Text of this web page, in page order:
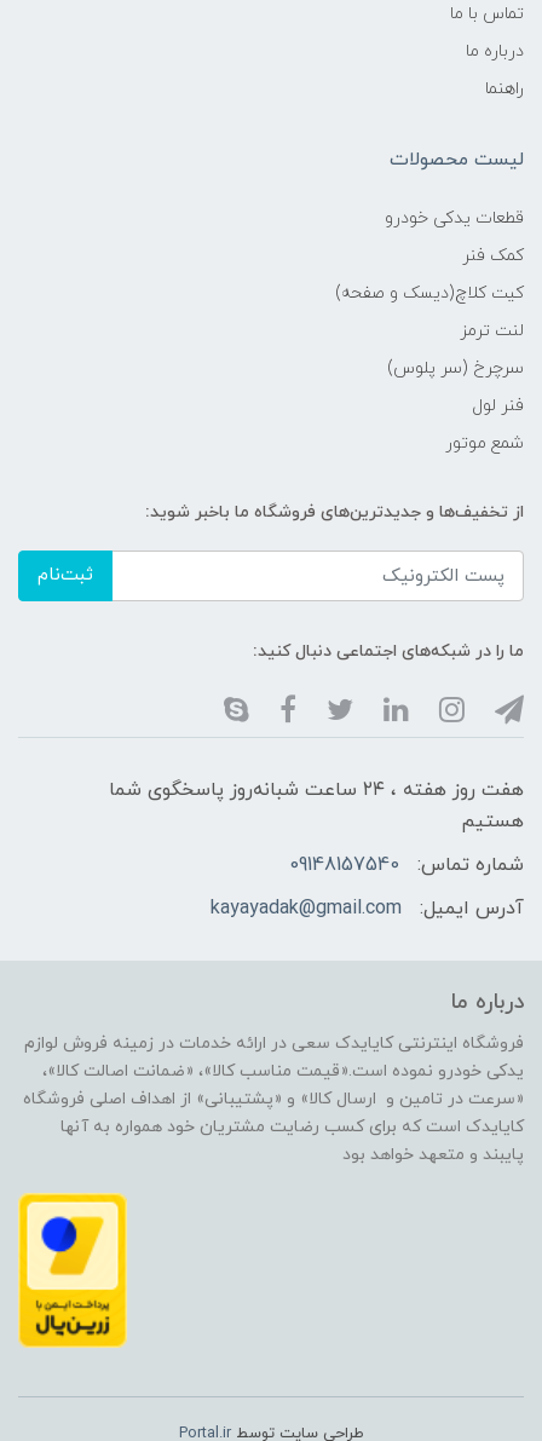
تماس با ما
درباره ما
راهنما
لیست محصولات
قطعات یدکی خودرو
کمک فنر
کیت کلاچ(دیسک و صفحه)
لنت ترمز
سرچرخ (سر پلوس)
فنر لول
شمع موتور
از تخفیف‌ها و جدیدترین‌های فروشگاه ما باخبر شوید:
ثبت‌نام
ما را در شبکه‌های اجتماعی دنبال کنید:
هفت روز هفته ، ۲۴ ساعت شبانه‌روز پاسخگوی شما
هستیم
شماره تماس:
09148157540
آدرس ایمیل:
kayayadak@gmail.com
درباره ما
فروشگاه اینترنتی کایایدک سعی در ارائه خدمات در زمینه فروش لوازم
یدکی خودرو نموده است.«قیمت مناسب کالا»، «ضمانت اصالت کالا»،
«سرعت در تامین و ارسال کالا» و «پشتیبانی» از اهداف اصلی فروشگاه
کایایدک است که برای کسب رضایت مشتریان خود همواره به آنها
پایبند و متعهد خواهد بود
طراحی سایت توسطPortal.ir